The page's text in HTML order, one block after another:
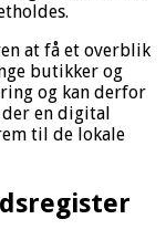
at få et overblik
butikker og
og kan derfor
en digital
til de lokale